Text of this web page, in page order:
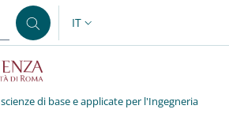
SELETTORE LINGUA:
IT
di base e applicate per l'Ingegneria